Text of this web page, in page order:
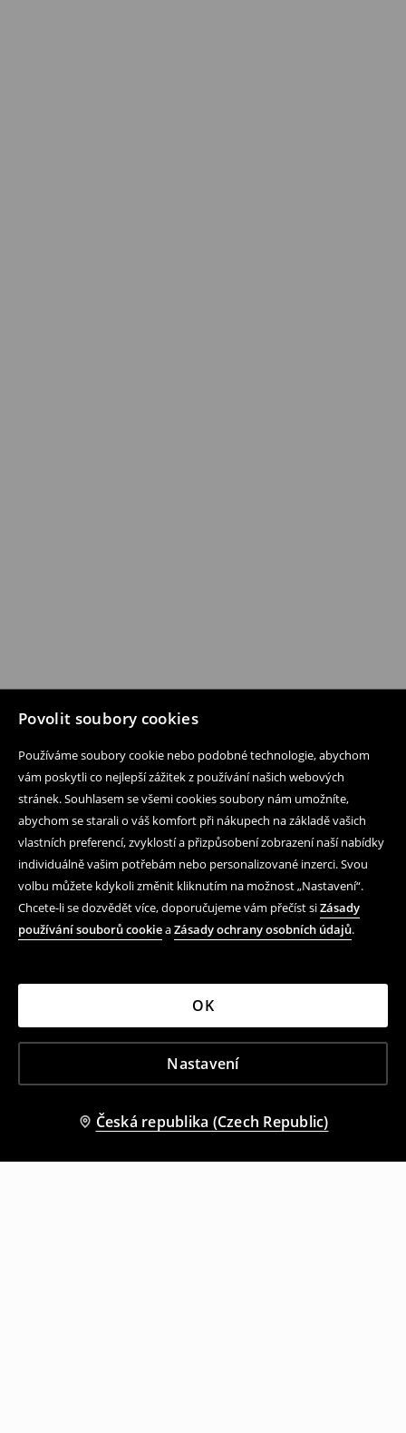
Povolit soubory cookies
Používáme soubory cookie nebo podobné technologie, abychom
vám poskytli co nejlepší zážitek z používání našich webových
stránek. Souhlasem se všemi cookies soubory nám umožníte,
abychom se starali o váš komfort při nákupech na základě vašich
vlastních preferencí, zvyklostí a přizpůsobení zobrazení naší nabídky
individuálně vašim potřebám nebo personalizované inzerci. Svou
volbu můžete kdykoli změnit kliknutím na možnost „Nastavení“.
Chcete-li se dozvědět více, doporučujeme vám přečíst siZásady
používání souborů cookieaZásady ochrany osobních údajů.
Nastavení
OK
Česká republika (Czech Republic)